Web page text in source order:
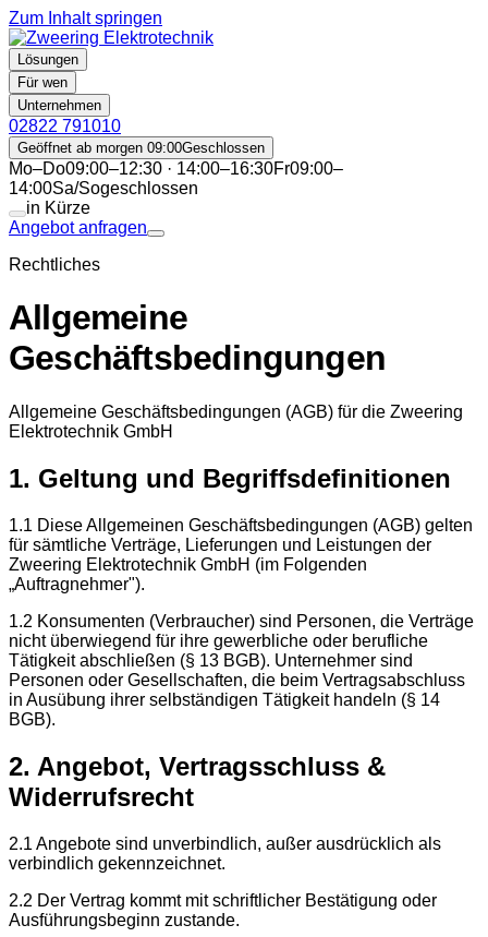
Zum Inhalt springen
Lösungen
Für wen
Unternehmen
02822 791010
Geöffnet ab morgen 09:00Geschlossen
Mo–Do09:00–12:30 · 14:00–16:30Fr09:00–
14:00Sa/Sogeschlossen
in Kürze
Angebot anfragen
Rechtliches
Allgemeine
Geschäftsbedingungen
Allgemeine Geschäftsbedingungen (AGB) für die Zweering
Elektrotechnik GmbH
1. Geltung und Begriffsdefinitionen
1.1 Diese Allgemeinen Geschäftsbedingungen (AGB) gelten
für sämtliche Verträge, Lieferungen und Leistungen der
Zweering Elektrotechnik GmbH (im Folgenden
„Auftragnehmer").
1.2 Konsumenten (Verbraucher) sind Personen, die Verträge
nicht überwiegend für ihre gewerbliche oder berufliche
Tätigkeit abschließen (§ 13 BGB). Unternehmer sind
Personen oder Gesellschaften, die beim Vertragsabschluss
in Ausübung ihrer selbständigen Tätigkeit handeln (§ 14
BGB).
2. Angebot, Vertragsschluss &
Widerrufsrecht
2.1 Angebote sind unverbindlich, außer ausdrücklich als
verbindlich gekennzeichnet.
2.2 Der Vertrag kommt mit schriftlicher Bestätigung oder
Ausführungsbeginn zustande.